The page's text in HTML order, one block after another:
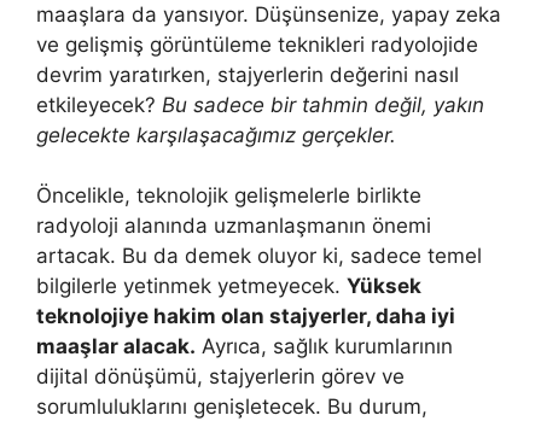
maaşlara da yansıyor. Düşünsenize, yapay zeka
ve gelişmiş görüntüleme teknikleri radyolojide
devrim yaratırken, stajyerlerin değerini nasıl
etkileyecek? Bu sadece bir tahmin değil, yakın
gelecekte karşılaşacağımız gerçekler.
Öncelikle, teknolojik gelişmelerle birlikte
radyoloji alanında uzmanlaşmanın önemi
artacak. Bu da demek oluyor ki, sadece temel
bilgilerle yetinmek yetmeyecek. Yüksek
teknolojiye hakim olan stajyerler, daha iyi
maaşlar alacak. Ayrıca, sağlık kurumlarının
dijital dönüşümü, stajyerlerin görev ve
sorumluluklarını genişletecek. Bu durum,